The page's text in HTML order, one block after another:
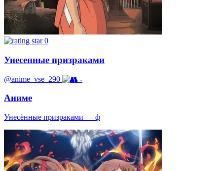
0
Унесенные призраками
@anime_vse_290 -
Аниме
Унесённые призраками — ф